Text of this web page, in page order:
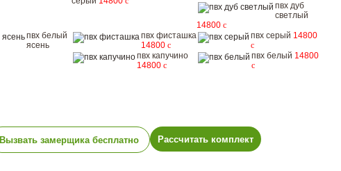
пвх дуб
светлый
14800 c
пвх белый
ясень
пвх фисташка
14800 c
пвх серый 14800
c
пвх капучино
14800 c
пвх белый 14800
c
Вызвать замерщика бесплатно Рассчитать комплект